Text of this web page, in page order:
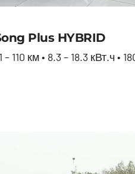
Plus HYBRID
– 110 км • 8.3 – 18.3 кВт.ч •